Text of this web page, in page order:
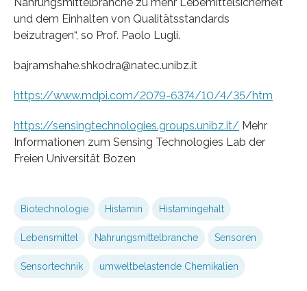
und dem Einhalten von Qualitätsstandards
beizutragen“, so Prof. Paolo Lugli.
bajramshahe.shkodra@natec.unibz.it
https://www.mdpi.com/2079-6374/10/4/35/htm
https://sensingtechnologies.groups.unibz.it/ Mehr
Informationen zum Sensing Technologies Lab der
Freien Universität Bozen
Biotechnologie Histamin Histamingehalt
Lebensmittel Nahrungsmittelbranche Sensoren
Sensortechnik umweltbelastende Chemikalien